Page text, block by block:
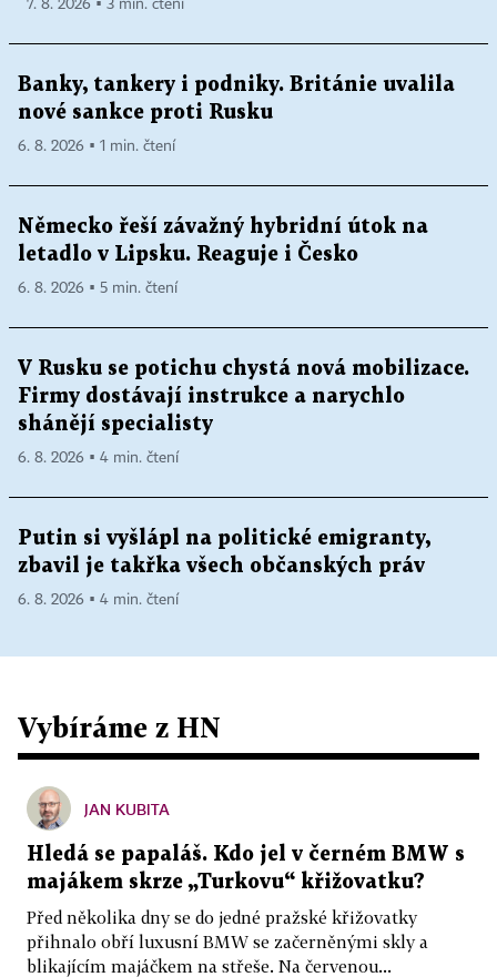
7. 8. 2026 ▪ 3 min. čtení
Banky, tankery i podniky. Británie uvalila
nové sankce proti Rusku
6. 8. 2026 ▪ 1 min. čtení
Německo řeší závažný hybridní útok na
letadlo v Lipsku. Reaguje i Česko
6. 8. 2026 ▪ 5 min. čtení
V Rusku se potichu chystá nová mobilizace.
Firmy dostávají instrukce a narychlo
shánějí specialisty
6. 8. 2026 ▪ 4 min. čtení
Putin si vyšlápl na politické emigranty,
zbavil je takřka všech občanských práv
6. 8. 2026 ▪ 4 min. čtení
Vybíráme z HN
JAN KUBITA
Hledá se papaláš. Kdo jel v černém BMW s
majákem skrze „Turkovu“ křižovatku?
Před několika dny se do jedné pražské křižovatky
přihnalo obří luxusní BMW se začerněnými skly a
blikajícím majáčkem na střeše. Na červenou...